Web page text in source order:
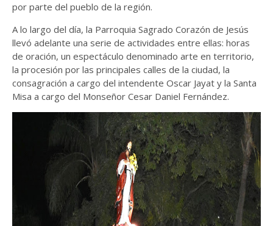
por parte del pueblo de la región.
A lo largo del día, la Parroquia Sagrado Corazón de Jesús
llevó adelante una serie de actividades entre ellas: horas
de oración, un espectáculo denominado arte en territorio,
la procesión por las principales calles de la ciudad, la
consagración a cargo del intendente Oscar Jayat y la Santa
Misa a cargo del Monseñor Cesar Daniel Fernández.